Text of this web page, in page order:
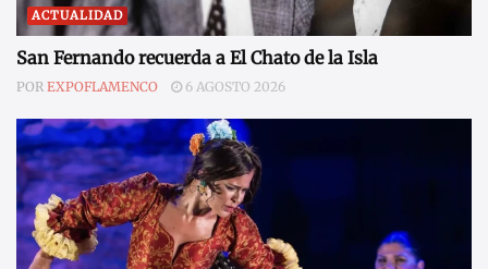
ACTUALIDAD
San Fernando recuerda a El Chato de la Isla
POR EXPOFLAMENCO 6 AGOSTO 2026